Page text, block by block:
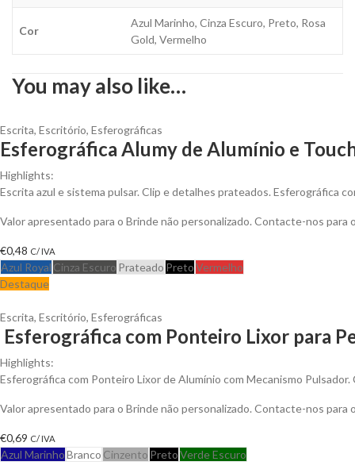
Cor
Azul Marinho, Cinza Escuro, Preto, Rosa
Gold, Vermelho
You may also like…
Escrita, Escritório, Esferográficas
Esferográfica Alumy de Alumínio e
Highlights:
Escrita azul e sistema pulsar. Clip e detalhes prateados. Esferográfica
Valor apresentado para o Brinde não personalizado. Contacte-nos
€0,48 C/ IVA
Azul Royal Cinza Escuro Prateado PretoVermelho
Destaque
Escrita, Escritório, Esferográficas
Esferográfica com Ponteiro Lixor para
Highlights:
Esferográfica com Ponteiro Lixor de Alumínio com Mecanismo Pulsador.
Valor apresentado para o Brinde não personalizado. Contacte-nos
€0,69 C/ IVA
Azul MarinhoBranco Cinzento PretoVerde Escuro